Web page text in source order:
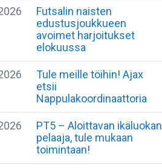
Futsalin naisten
edustusjoukkueen
avoimet harjoitukset
elokuussa
Tule meille töihin! Ajax
etsii
Nappulakoordinaattoria
​PT5 – Aloittavan ikäluokan
pelaaja, tule mukaan
toimintaan!